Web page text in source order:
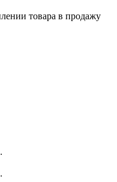
товара в продажу